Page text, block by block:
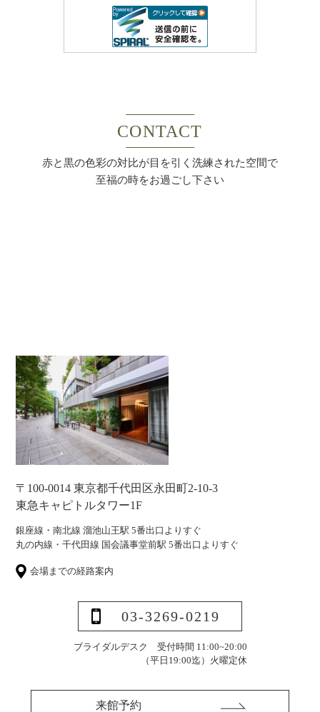
CONTACT
赤と黒の色彩の対比が目を引く洗練された空間で
至福の時をお過ごし下さい
〒100-0014 東京都千代田区永田町2-10-3
東急キャピトルタワー1F
銀座線・南北線 溜池山王駅 5番出口よりすぐ
丸の内線・千代田線 国会議事堂前駅 5番出口よりすぐ
会場までの経路案内
03-3269-0219
ブライダルデスク 受付時間 11:00~20:00
（平日19:00迄） 火曜定休
来館予約